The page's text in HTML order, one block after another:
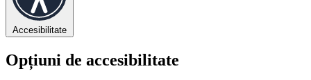
Accesibilitate
Opțiuni de accesibilitate